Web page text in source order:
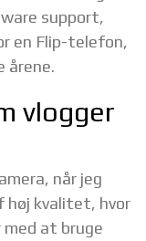
support,
en Flip-telefon,
årene.
vlogger
når jeg
høj kvalitet, hvor
at bruge